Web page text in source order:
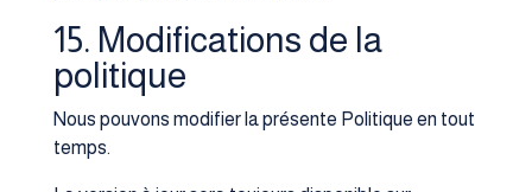
15. Modifications de la
politique
Nous pouvons modifier la présente Politique en tout
temps.